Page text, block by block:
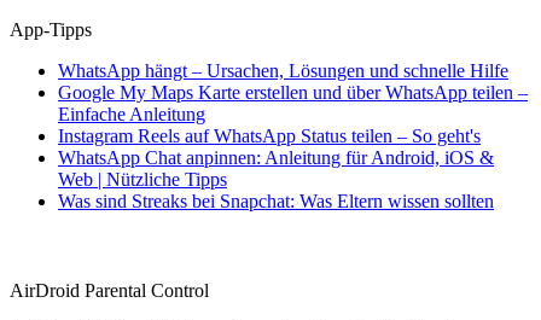
App-Tipps
WhatsApp hängt – Ursachen, Lösungen und schnelle Hilfe
Google My Maps Karte erstellen und über WhatsApp teilen –
Einfache Anleitung
Instagram Reels auf WhatsApp Status teilen – So geht's
WhatsApp Chat anpinnen: Anleitung für Android, iOS &
Web | Nützliche Tipps
Was sind Streaks bei Snapchat: Was Eltern wissen sollten
AirDroid Parental Control